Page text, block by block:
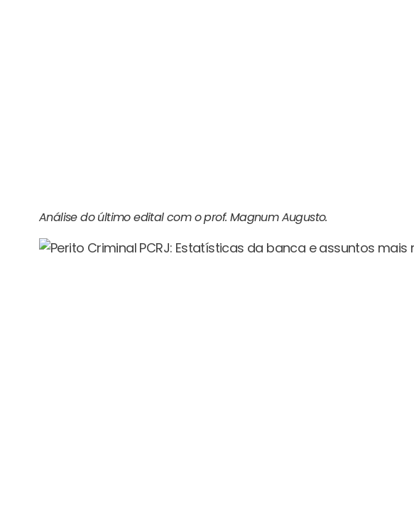
Análise do último edital com o prof. Magnum Augusto.